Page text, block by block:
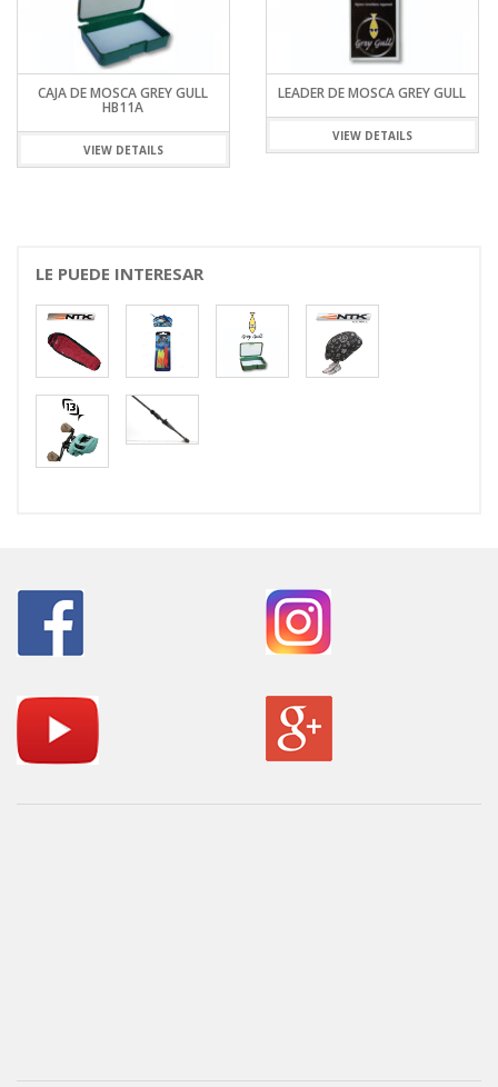
CAJA DE MOSCA GREY GULL
HB11A
VIEW DETAILS
LEADER DE MOSCA GREY GULL
VIEW DETAILS
LE PUEDE INTERESAR